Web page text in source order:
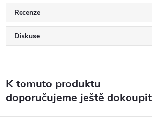
Recenze
Diskuse
K tomuto produktu
doporučujeme ještě dokoupit